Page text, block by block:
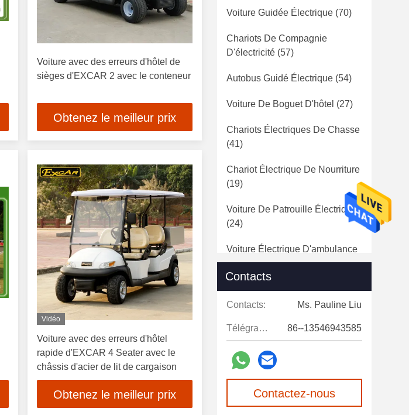
Voiture avec des erreurs d'hôtel de
sièges d'EXCAR 2 avec le conteneur
Obtenez le meilleur prix
Vidéo
Voiture avec des erreurs d'hôtel
rapide d'EXCAR 4 Seater avec le
châssis d'acier de lit de cargaison
Obtenez le meilleur prix
Voiture Guidée Électrique (70)
Chariots De Compagnie
D'électricité (57)
Autobus Guidé Électrique (54)
Voiture De Boguet D'hôtel (27)
Chariots Électriques De Chasse
(41)
Chariot Électrique De Nourriture
(19)
Voiture De Patrouille Électrique
(24)
Voiture Électrique D'ambulance
(22)
Batterie Au Lithium De Chariot
De Golf(16)
Accessoires De Chariot De Golf
(91)
Pièces D'OEM De Voiture De
Club(10)
Chariots De Golf Électriques
Contacts
Contacts: Ms. Pauline Liu
Télégramme: 86--13546943585
Contactez-nous